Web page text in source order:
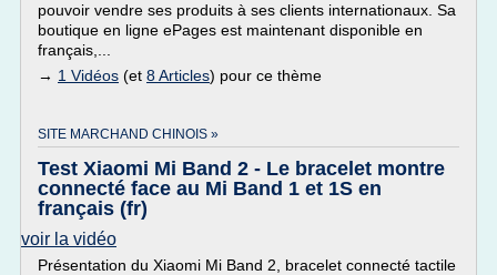
pouvoir vendre ses produits à ses clients internationaux. Sa
boutique en ligne ePages est maintenant disponible en
français,...
→ 1 Vidéos (et 8 Articles) pour ce thème
SITE MARCHAND CHINOIS »
Test Xiaomi Mi Band 2 - Le bracelet montre
connecté face au Mi Band 1 et 1S en
français (fr)
voir la vidéo
Présentation du Xiaomi Mi Band 2, bracelet connecté tactile